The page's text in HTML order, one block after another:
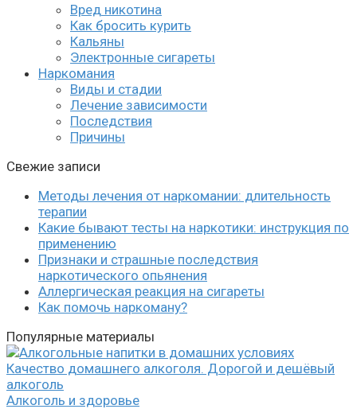
Вред никотина
Как бросить курить
Кальяны
Электронные сигареты
Наркомания
Виды и стадии
Лечение зависимости
Последствия
Причины
Свежие записи
Методы лечения от наркомании: длительность
терапии
Какие бывают тесты на наркотики: инструкция по
применению
Признаки и страшные последствия
наркотического опьянения
Аллергическая реакция на сигареты
Как помочь наркоману?
Популярные материалы
Качество домашнего алкоголя. Дорогой и дешёвый
алкоголь
Алкоголь и здоровье